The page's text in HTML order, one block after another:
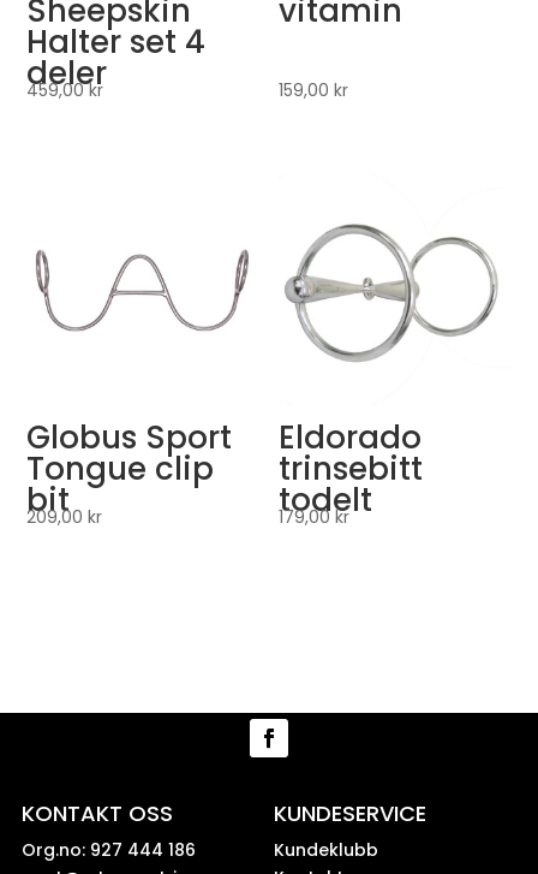
Sheepskin
Halter set 4
deler
459,00kr
vitamin
159,00kr
Globus Sport
Tongue clip
bit
209,00kr
Eldorado
trinsebitt
todelt
179,00kr
KONTAKT OSS
Org.no: 927 444 186
KUNDESERVICE
Kundeklubb